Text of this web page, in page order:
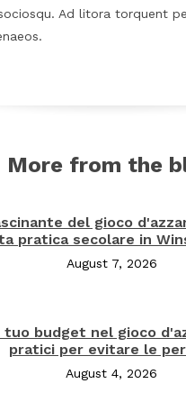
Ad litora torquent
More from the
del gioco
pratica secolare in
August 7, 2026
tuo budget nel gioco
pratici per evitare le
August 4, 2026